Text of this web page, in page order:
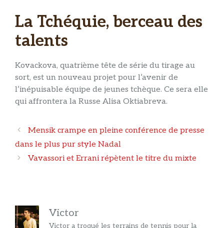
La Tchéquie, berceau des
talents
Kovackova, quatrième tête de série du tirage au
sort, est un nouveau projet pour l’avenir de
l’inépuisable équipe de jeunes tchèque. Ce sera elle
qui affrontera la Russe Alisa Oktiabreva.
Navigation
des
articles
Mensik crampe en pleine conférence de presse
dans le plus pur style Nadal
Vavassori et Errani répètent le titre du mixte
Victor
Victor a troqué les terrains de tennis pour la